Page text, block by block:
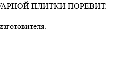
ПЛИТКИ ПОРЕВИТ.